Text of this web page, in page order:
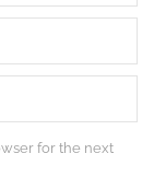
for the next